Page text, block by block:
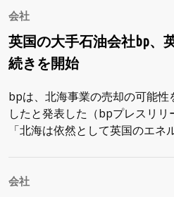
会社
英国の大手石油会社bp、
続きを開始
bpは、北海事業の売却の可能
したと発表した（bpプレスリリ
「北海は依然として英国のエネ
会社